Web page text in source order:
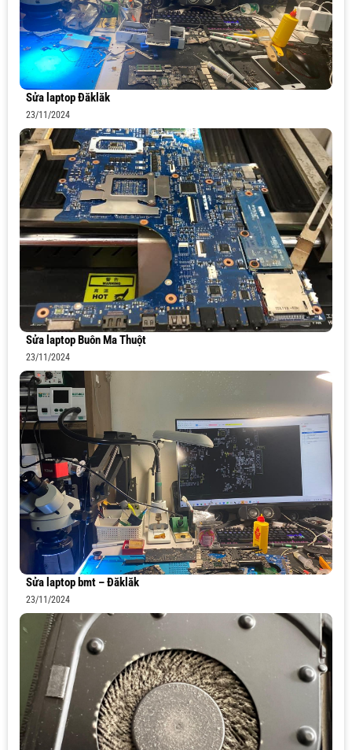
Sửa laptop Đăklăk
23/11/2024
Sửa laptop Buôn Ma Thuột
23/11/2024
Sửa laptop bmt – Đăklăk
23/11/2024